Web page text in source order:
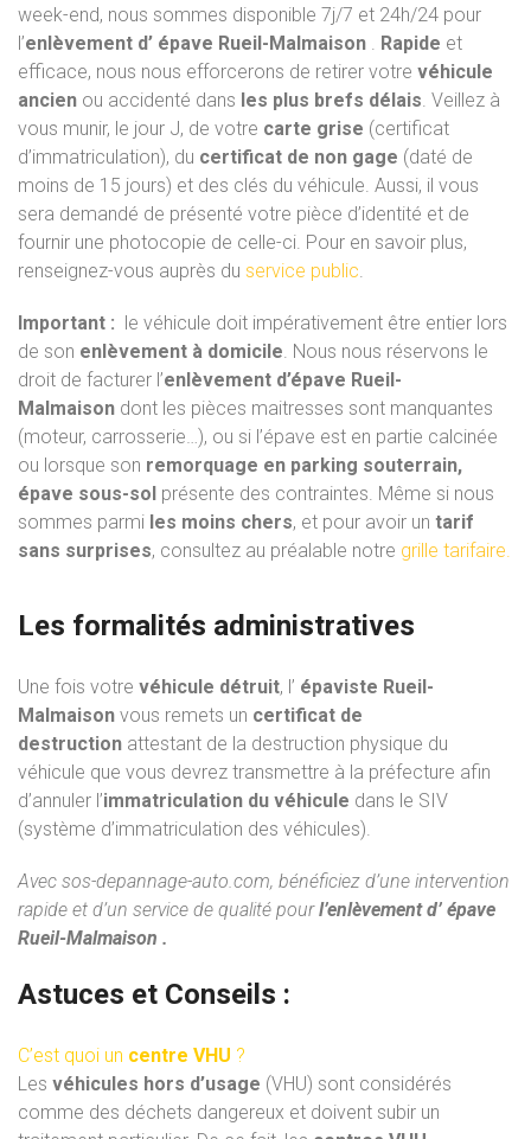
week-end, nous sommes disponible 7j/7 et 24h/24 pour
l’enlèvement d’ épave Rueil-Malmaison . Rapide et
efficace, nous nous efforcerons de retirer votre véhicule
ancien ou accidenté dans les plus brefs délais. Veillez à
vous munir, le jour J, de votre carte grise (certificat
d’immatriculation), du certificat de non gage (daté de
moins de 15 jours) et des clés du véhicule. Aussi, il vous
sera demandé de présenté votre pièce d’identité et de
fournir une photocopie de celle-ci. Pour en savoir plus,
renseignez-vous auprès du service public.
Important : le véhicule doit impérativement être entier lors
de son enlèvement à domicile. Nous nous réservons le
droit de facturer l’enlèvement d’épave Rueil-
Malmaison dont les pièces maitresses sont manquantes
(moteur, carrosserie…), ou si l’épave est en partie calcinée
ou lorsque son remorquage en parking souterrain,
épave sous-sol présente des contraintes. Même si nous
sommes parmi les moins chers, et pour avoir un tarif
sans surprises, consultez au préalable notre grille tarifaire.
Les formalités administratives
Une fois votre véhicule détruit, l’ épaviste Rueil-
Malmaison vous remets un certificat de
destruction attestant de la destruction physique du
véhicule que vous devrez transmettre à la préfecture afin
d’annuler l’immatriculation du véhicule dans le SIV
(système d’immatriculation des véhicules).
Avec sos-depannage-auto.com, bénéficiez d’une intervention
rapide et d’un service de qualité pourl’enlèvement d’ épave
Rueil-Malmaison .
Astuces et Conseils :
C’est quoi un centre VHU ?
Les véhicules hors d’usage (VHU) sont considérés
comme des déchets dangereux et doivent subir un